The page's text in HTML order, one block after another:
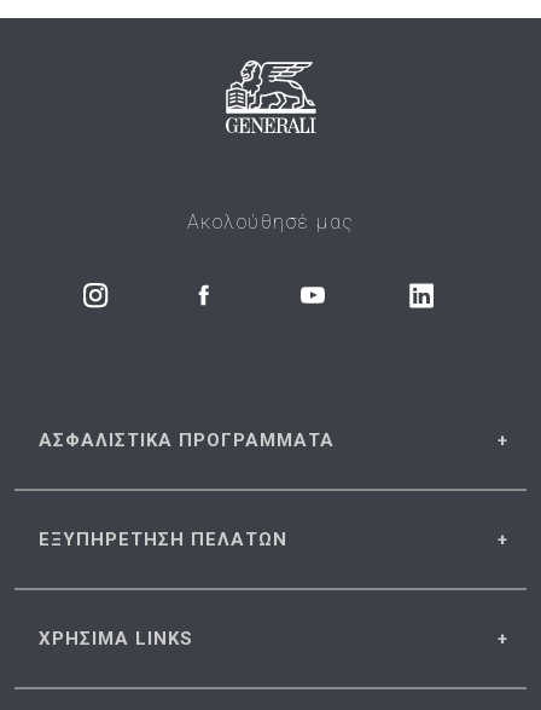
Ακολούθησέ μας
ΑΣΦΑΛΙΣΤΙΚΑ ΠΡΟΓΡΑΜΜΑΤΑ
ΕΞΥΠΗΡΕΤΗΣΗ ΠΕΛΑΤΩΝ
ΧΡΗΣΙΜΑ LINKS